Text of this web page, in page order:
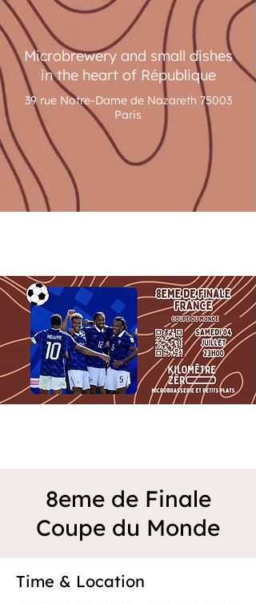
Microbrewery and small dishes
in the heart of République
39 rue Notre-Dame de Nazareth 75003
Paris
8eme de Finale
Coupe du Monde
Time & Location